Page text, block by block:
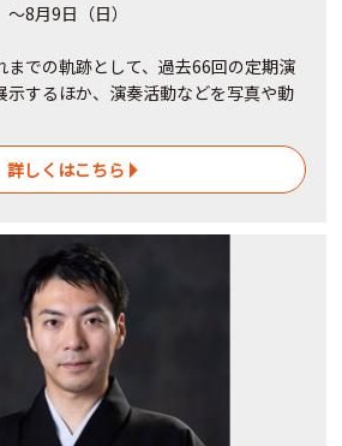
8月9日（日）
までの軌跡として、過去66回の定期演
示するほか、演奏活動などを写真や動
詳しくはこちら